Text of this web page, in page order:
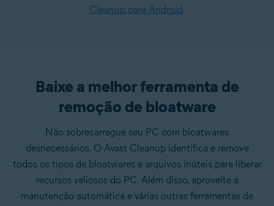
Cleanup para Android.
Baixe a melhor ferramenta de
remoção de bloatware
Não sobrecarregue seu PC com bloatwares
desnecessários. O Avast Cleanup identifica e remove
todos os tipos de bloatwares e arquivos inúteis para liberar
recursos valiosos do PC. Além disso, aproveite a
manutenção automática e várias outras ferramentas de